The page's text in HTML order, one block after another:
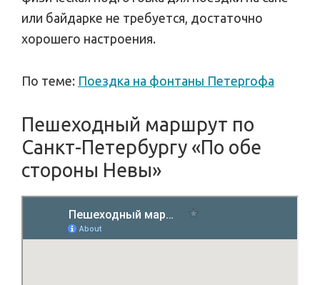
или байдарке не требуется, достаточно
хорошего настроения.
По теме: Поездка на фонтаны Петергофа
Пешеходный маршрут по
Санкт-Петербургу «По обе
стороны Невы»